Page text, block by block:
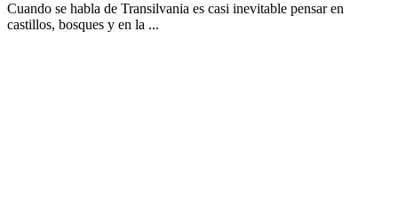
Cuando se habla de Transilvania es casi inevitable pensar en
castillos, bosques y en la ...